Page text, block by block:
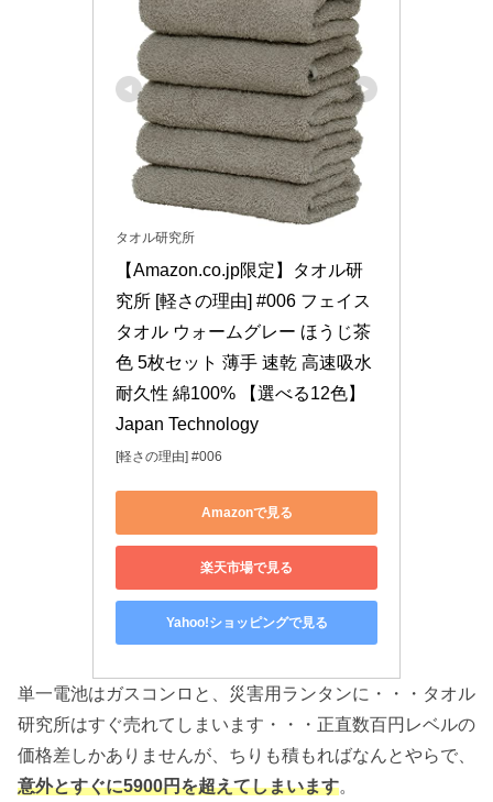
タオル研究所
【Amazon.co.jp限定】タオル研
究所 [軽さの理由] #006 フェイス
タオル ウォームグレー ほうじ茶
色 5枚セット 薄手 速乾 高速吸水
耐久性 綿100% 【選べる12色】
Japan Technology
[軽さの理由] #006
Amazonで見る
楽天市場で見る
Yahoo!ショッピングで見る
単一電池はガスコンロと、災害用ランタンに・・・タオル
研究所はすぐ売れてしまいます・・・正直数百円レベルの
価格差しかありませんが、ちりも積もればなんとやらで、
意外とすぐに5900円を超えてしまいます。